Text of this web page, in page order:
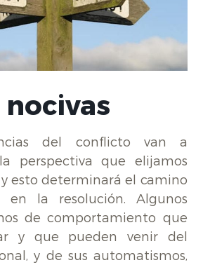
del conflicto van a
perspectiva que elijamos
esto determinará el camino
en la resolución. Algunos
de comportamiento que
y que pueden venir del
y de sus automatismos,